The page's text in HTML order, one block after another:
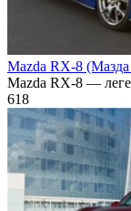
Mazda RX-8
Mazda RX-8 —
618